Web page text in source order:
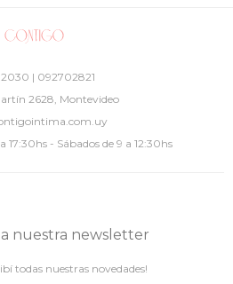
| 092702821
2628, Montevideo
17:30hs - Sábados de 9 a 12:30hs
nuestra newsletter
todas nuestras novedades!